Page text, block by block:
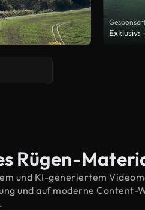
Exklusiv:
Rügen-
und KI-generiertem
und auf moderne Content-